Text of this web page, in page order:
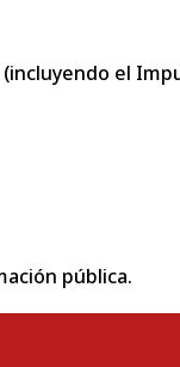
el
pública.